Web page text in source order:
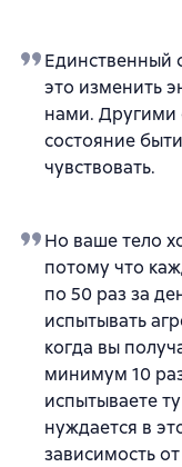
Единственный
это изменить
нами. Другими
состояние
чувствовать.
Но ваше тело
потому что
по 50 раз за
испытывать
когда вы
минимум 10
испытываете
нуждается в
зависимость